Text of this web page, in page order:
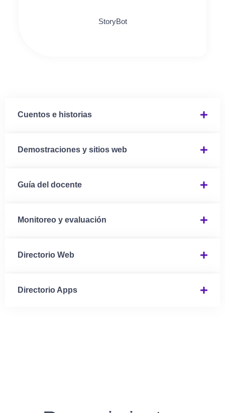
StoryBot
Cuentos e historias
Demostraciones y sitios web
Guía del docente
Monitoreo y evaluación
Directorio Web
Directorio Apps